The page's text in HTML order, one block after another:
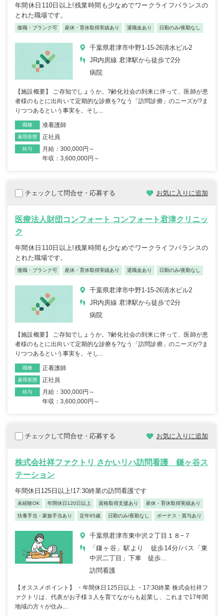
年間休日110日以上!残業時間も少なめでワークライフバランスの
とれた職場です。
復職・ブランク可 産休・育休取得実績あり 退職金あり 日勤のみ/夜勤なし
千葉県君津市中野1-15-26清水ビル2
JR内房線 君津駅から徒歩で2分
病院
【施設概要】 ご存知でしょうか。?齢化社会の到来に伴って、医師が患
者様のもとに出向いて定期的な診療を?なう「訪問診療」のニーズが?ま
りつつあるという事実を。そし...
職種 准看護師
雇用形態 正社員
給与
月給：300,000円～
年収：3,600,000円～
チェックして問合せ・応募する お気に入りに追加
医療法人財団コンフォート コンフォート君津クリニッ
ク
年間休日110日以上!残業時間も少なめでワークライフバランスの
とれた職場です。
復職・ブランク可 産休・育休取得実績あり 退職金あり 日勤のみ/夜勤なし
千葉県君津市中野1-15-26清水ビル2
JR内房線 君津駅から徒歩で2分
病院
【施設概要】 ご存知でしょうか。?齢化社会の到来に伴って、医師が患
者様のもとに出向いて定期的な診療を?なう「訪問診療」のニーズが?ま
りつつあるという事実を。そし...
職種 正看護師
雇用形態 正社員
給与
月給：300,000円～
年収：3,600,000円～
チェックして問合せ・応募する お気に入りに追加
株式会社祥ファクトリ さかいリハ訪問看護 鎌ヶ谷ス
テーション
年間休日125日以上!17:30終業の訪問看護です
未経験OK 年間休日120日以上 資格取得支援あり 産休・育休取得実績あり
扶養手当・家族手当あり 定年65歳 日勤のみ/夜勤なし ボーナス・賞与あり
千葉県君津市東中沢２丁目１８−７
「鎌ヶ谷」駅より 徒歩14分/バス「東
中沢二丁目」下車 徒歩...
訪問看護
【オススメポイント】 ・年間休日125日以上 ・17:30終業 株式会社祥フ
ァクトリは、代表がお子様３人を育てながらも起業し、これまで17年間
地域の方々が住み...